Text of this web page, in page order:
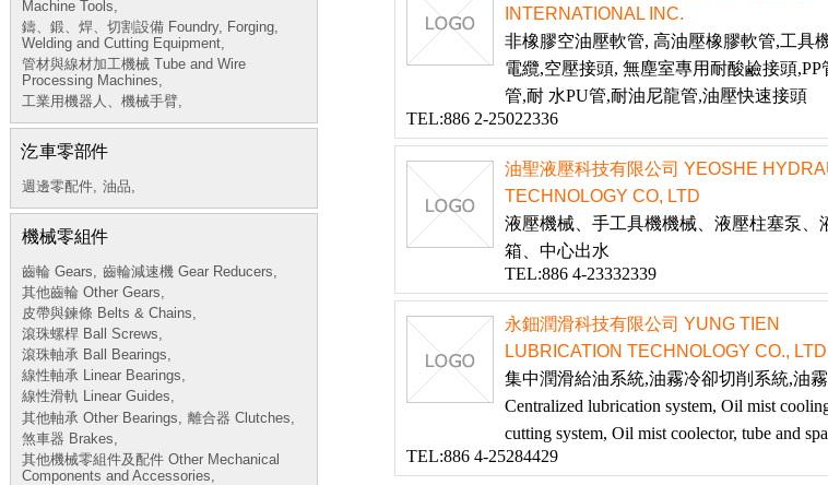
Machine Tools,
鑄、鍛、焊、切割設備 Foundry, Forging,
Welding and Cutting Equipment,
管材與線材加工機械 Tube and Wire
Processing Machines,
工業用機器人、機械手臂,
汔車零部件
週邊零配件, 油品,
機械零組件
齒輪 Gears, 齒輪減速機 Gear Reducers,
其他齒輪 Other Gears,
皮帶與鍊條 Belts & Chains,
滾珠螺桿 Ball Screws,
滾珠軸承 Ball Bearings,
線性軸承 Linear Bearings,
線性滑軌 Linear Guides,
其他軸承 Other Bearings, 離合器 Clutches,
煞車器 Brakes,
其他機械零組件及配件 Other Mechanical
Components and Accessories,
INTERNATIONAL INC.
非橡膠空油壓軟管, 高油壓橡膠軟管,工具
電纜,空壓接頭, 無塵室專用耐酸鹼接頭,PP
管,耐 水PU管,耐油尼龍管,油壓快速接頭
TEL:886 2-25022336
油聖液壓科技有限公司 YEOSHE
TECHNOLOGY CO, LTD
液壓機械、手工具機機械、液壓柱塞泵、
箱、中心出水
TEL:886 4-23332339
永鈿潤滑科技有限公司 YUNG TIEN
LUBRICATION TECHNOLOGY CO., LTD
集中潤滑給油系統,油霧冷卻切削系統,油
Centralized lubrication system, Oil mist
cutting system, Oil mist coolector, tube and
TEL:886 4-25284429